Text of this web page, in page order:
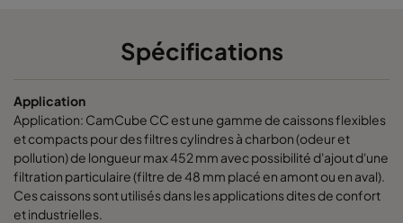
CamCube CC 1025 692 1592
CamCube CC 1030 692 1892 700
/ 992 692 700
/
Spécifications
Application
Application: CamCube CC est une gamme de caissons flexibles
et compacts pour des filtres cylindres à charbon (odeur et
pollution) de longueur max 452 mm avec possibilité d'ajout d'une
filtration particulaire (filtre de 48 mm placé en amont ou en aval).
Ces caissons sont utilisés dans les applications dites de confort
et industrielles.